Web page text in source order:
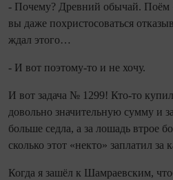
- Почему? Древний обычай. Поём
вы даже похристосоваться
ждал этого…
- И вот поэтому‑то и не хочу.
И вот задача № 1299! Кто‑то
довольно значительную сумму и
больше седла, а за лошадь втрое
сколько этот «некто» заплатил
Когда я зашёл к Шамраевским,